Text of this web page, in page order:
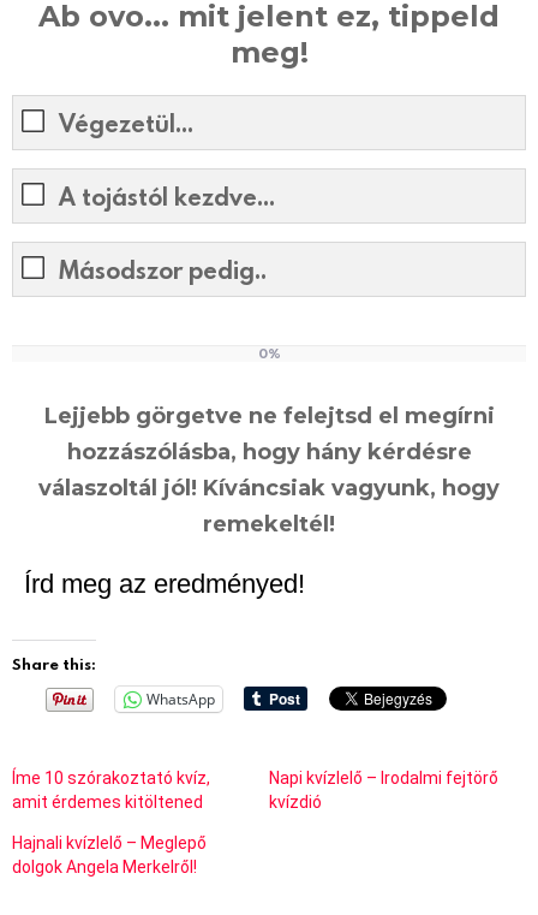
Ab ovo... mit jelent ez, tippeld
meg!
Végezetül...
A tojástól kezdve...
Másodszor pedig..
0%
Lejjebb görgetve ne felejtsd el megírni
hozzászólásba, hogy hány kérdésre
válaszoltál jól! Kíváncsiak vagyunk, hogy
remekeltél!
Írd meg az eredményed!
Share this:
WhatsApp
Íme 10 szórakoztató kvíz,
amit érdemes kitöltened
Napi kvízlelő – Irodalmi fejtörő
kvízdió
Hajnali kvízlelő – Meglepő
dolgok Angela Merkelről!